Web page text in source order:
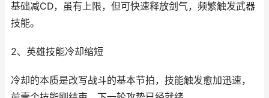
基础减CD，虽有上限，但可快速释放剑气，频繁触发武器
技能。
2、英雄技能冷却缩短
冷却的本质是改写战斗的基本节拍，技能触发愈加迅速，